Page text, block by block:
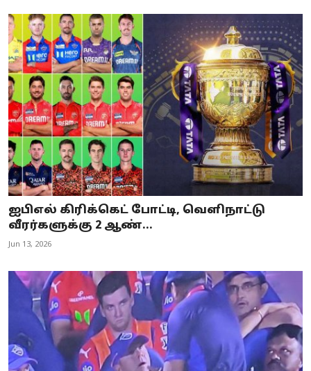
ஐபிஎல் கிரிக்கெட் போட்டி, வெளிநாட்டு
வீரர்களுக்கு 2 ஆண்...
Jun 13, 2026